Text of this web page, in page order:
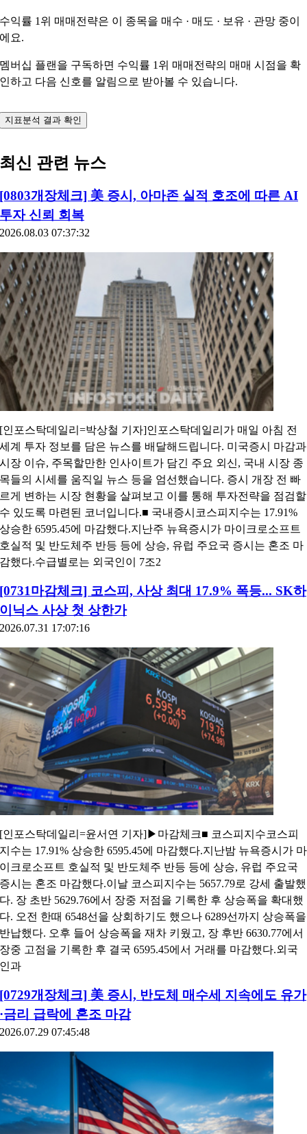
수익률 1위 매매전략은 이 종목을 매수 · 매도 · 보유 · 관망 중이
에요.
멤버십 플랜을 구독하면 수익률 1위 매매전략의 매매 시점을 확
인하고 다음 신호를 알림으로 받아볼 수 있습니다.
지표분석 결과 확인
최신 관련 뉴스
[0803개장체크] 美 증시, 아마존 실적 호조에 따른 AI
투자 신뢰 회복
2026.08.03 07:37:32
[인포스탁데일리=박상철 기자]인포스탁데일리가 매일 아침 전
세계 투자 정보를 담은 뉴스를 배달해드립니다. 미국증시 마감과
시장 이슈, 주목할만한 인사이트가 담긴 주요 외신, 국내 시장 종
목들의 시세를 움직일 뉴스 등을 엄선했습니다. 증시 개장 전 빠
르게 변하는 시장 현황을 살펴보고 이를 통해 투자전략을 점검할
수 있도록 마련된 코너입니다.■ 국내증시코스피지수는 17.91%
상승한 6595.45에 마감했다.지난주 뉴욕증시가 마이크로소프트
호실적 및 반도체주 반등 등에 상승, 유럽 주요국 증시는 혼조 마
감했다.수급별로는 외국인이 7조2
[0731마감체크] 코스피, 사상 최대 17.9% 폭등... SK하
이닉스 사상 첫 상한가
2026.07.31 17:07:16
[인포스탁데일리=윤서연 기자]▶마감체크■ 코스피지수코스피
지수는 17.91% 상승한 6595.45에 마감했다.지난밤 뉴욕증시가 마
이크로소프트 호실적 및 반도체주 반등 등에 상승, 유럽 주요국
증시는 혼조 마감했다.이날 코스피지수는 5657.79로 강세 출발했
다. 장 초반 5629.76에서 장중 저점을 기록한 후 상승폭을 확대했
다. 오전 한때 6548선을 상회하기도 했으나 6289선까지 상승폭을
반납했다. 오후 들어 상승폭을 재차 키웠고, 장 후반 6630.77에서
장중 고점을 기록한 후 결국 6595.45에서 거래를 마감했다.외국
인과
[0729개장체크] 美 증시, 반도체 매수세 지속에도 유가
·금리 급락에 혼조 마감
2026.07.29 07:45:48